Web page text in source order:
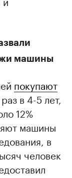
машины
покупают
раз в 4-5 лет,
12%
машины
в
человек